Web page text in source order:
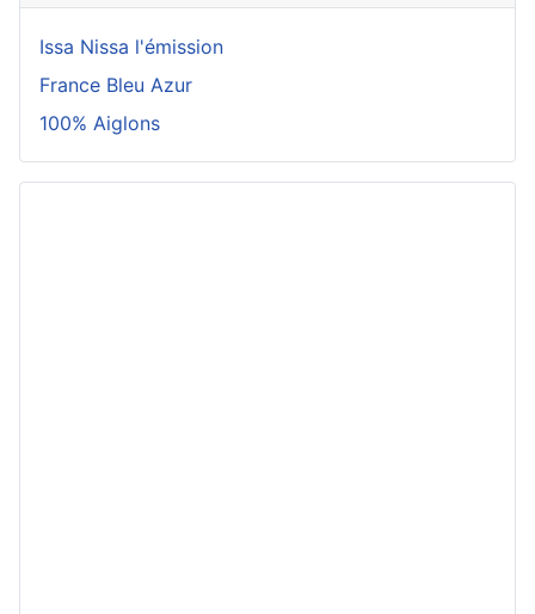
Issa Nissa l'émission
France Bleu Azur
100% Aiglons